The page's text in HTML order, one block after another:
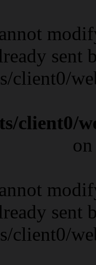
sent
client0/
client0/
sent
client0/